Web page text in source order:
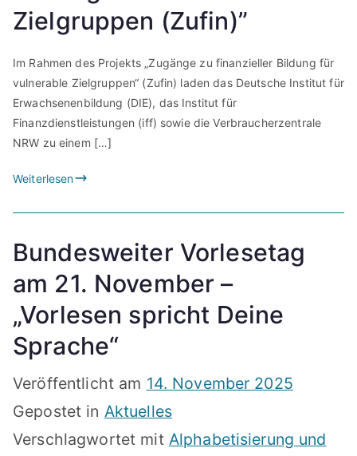
Zielgruppen (Zufin)”
Im Rahmen des Projekts „Zugänge zu finanzieller Bildung für
vulnerable Zielgruppen“ (Zufin) laden das Deutsche Institut für
Erwachsenenbildung (DIE), das Institut für
Finanzdienstleistungen (iff) sowie die Verbraucherzentrale
NRW zu einem […]
Weiterlesen
Bundesweiter Vorlesetag
am 21. November –
„Vorlesen spricht Deine
Sprache“
Veröffentlicht am 14. November 2025
Gepostet in Aktuelles
Verschlagwortet mit Alphabetisierung und